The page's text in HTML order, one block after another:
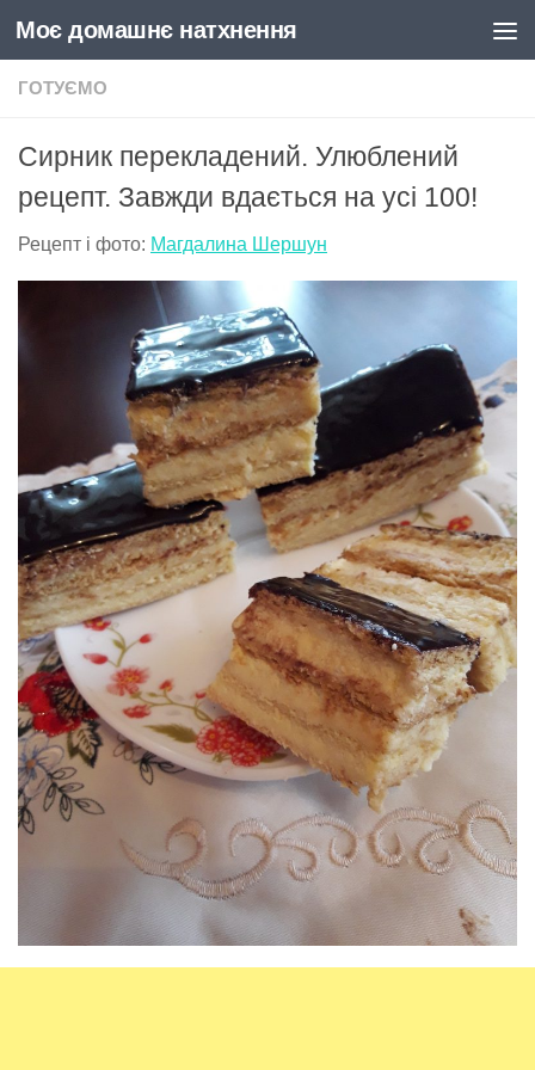
Skip to content
Моє домашнє натхнення
ГОТУЄМО
Сирник перекладений. Улюблений
рецепт. Завжди вдається на усі 100!
Рецепт і фото: Магдалина Шершун